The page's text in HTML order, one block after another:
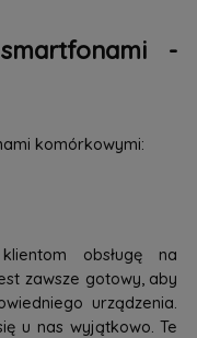
-
komórkowymi:
obsługę na
zawsze gotowy, aby
urządzenia.
u nas wyjątkowo. Te